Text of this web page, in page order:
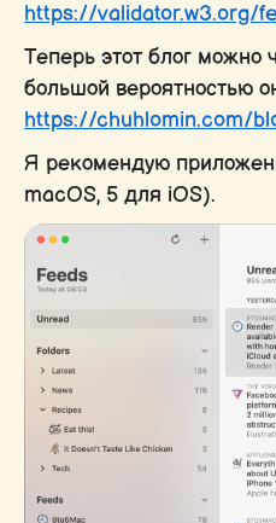
https://validator.w3.org/
Теперь этот блог
большой вероятностью
https://chuhlomin.com/
Я рекомендую
macOS, 5 для iOS).